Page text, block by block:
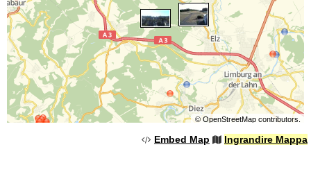
© OpenStreetMapcontributors.
Embed Map Ingrandire Mappa